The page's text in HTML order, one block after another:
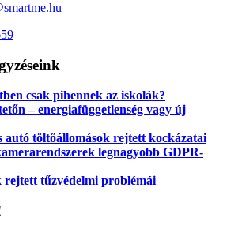
csak pihennek az iskolák?
– energiafüggetlenség vagy új
autó töltőállomások rejtett kockázatai
legnagyobb GDPR-
rejtett tűzvédelmi problémái